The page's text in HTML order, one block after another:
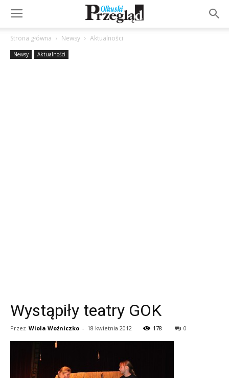
Strona główna Newsy Aktualności
Newsy Aktualności
Wystąpiły teatry GOK
Przez Wiola Woźniczko - 18 kwietnia 2012 178 0